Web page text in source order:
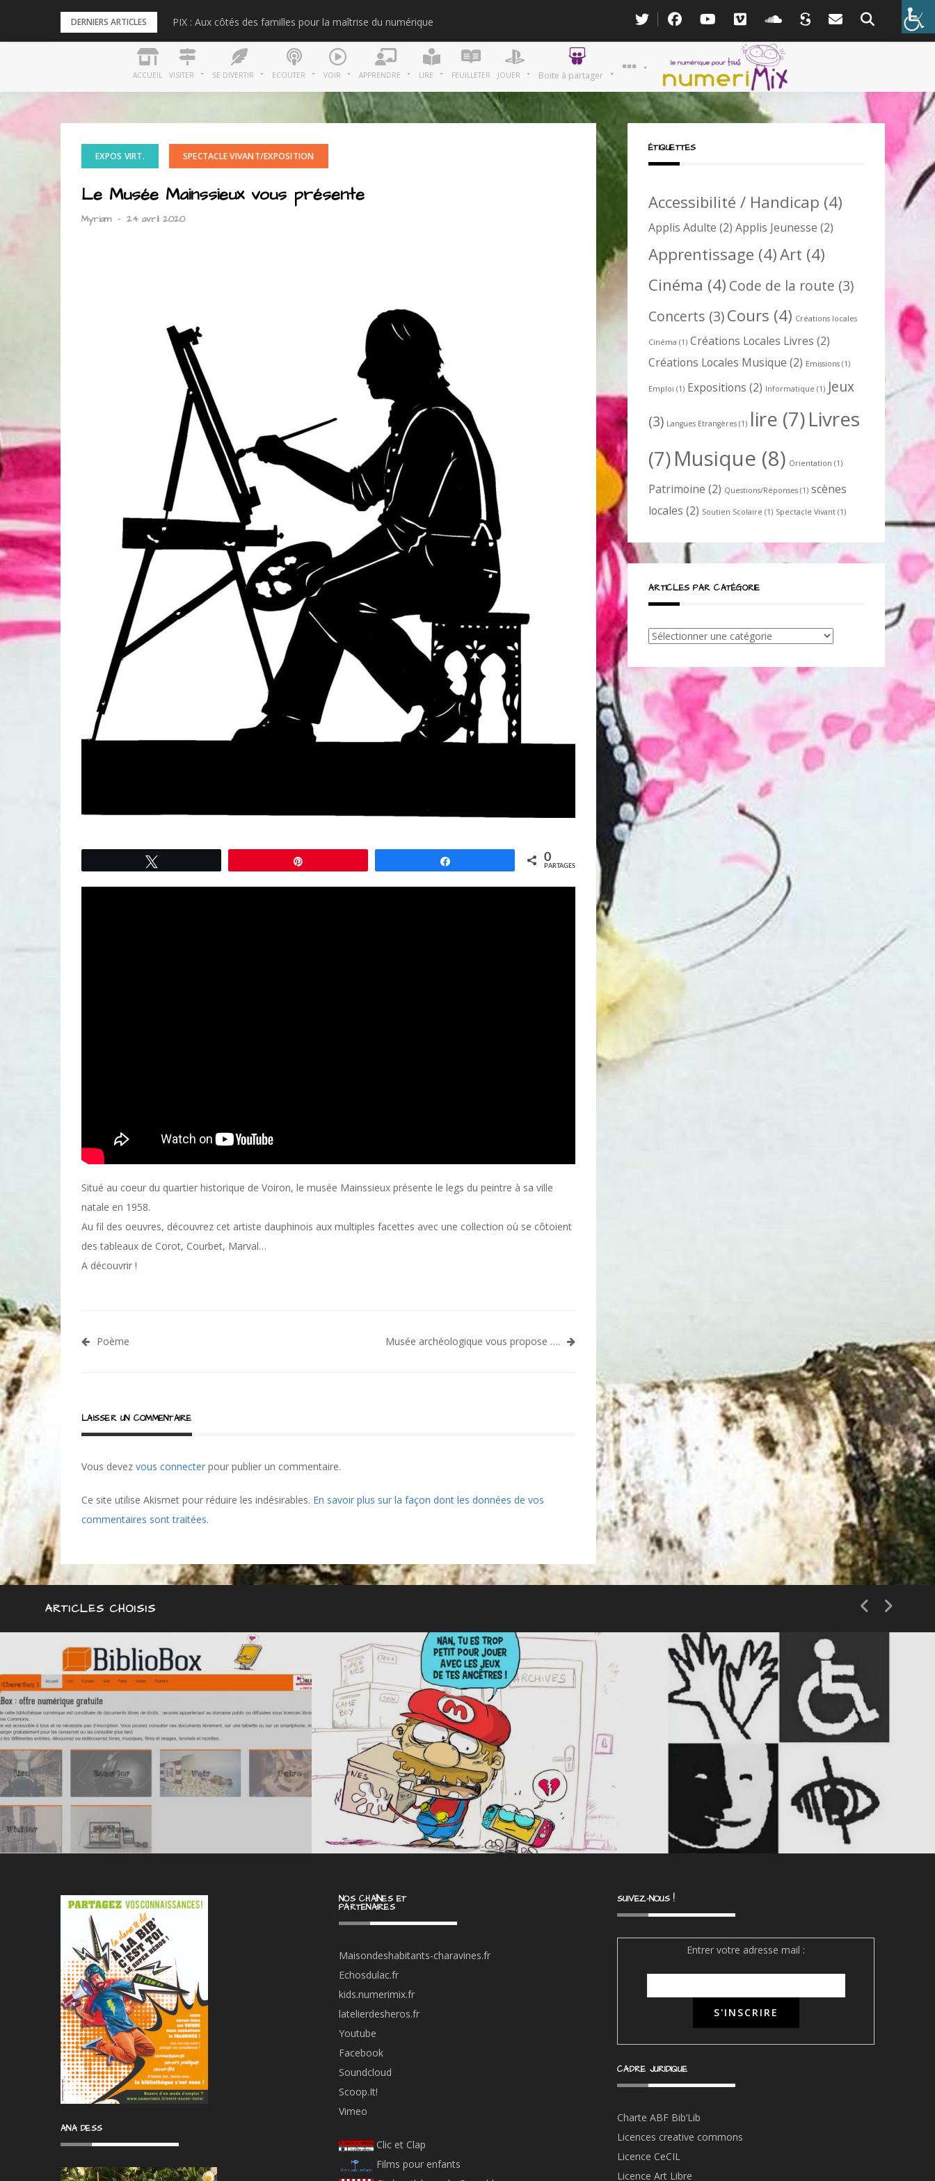
DERNIERS ARTICLES PIX : Aux côtés des familles pour la maîtrise du numérique
ACCUEIL VISITER SE DIVERTIR ECOUTER VOIR APPRENDRE LIRE FEUILLETER JOUER Boite à partager
EXPOS VIRT. SPECTACLE VIVANT/EXPOSITION
Le Musée Mainssieux vous présente
Myriam - 24 avril 2020
0
PARTAGES
Situé au coeur du quartier historique de Voiron, le musée Mainssieux présente le legs du peintre à sa ville
natale en 1958.
Au fil des oeuvres, découvrez cet artiste dauphinois aux multiples facettes avec une collection où se côtoient
des tableaux de Corot, Courbet, Marval…
A découvrir !
Navigation
Poème Musée archéologique vous propose ….
LAISSER UN COMMENTAIRE
Vous devez vous connecter pour publier un commentaire.
Ce site utilise Akismet pour réduire les indésirables. En savoir plus sur la façon dont les données de vos
commentaires sont traitées.
ÉTIQUETTES
Accessibilité / Handicap (4)
Applis Adulte (2) Applis Jeunesse (2)
Apprentissage (4)Art (4)
Cinéma (4) Code de la route (3)
Concerts (3)Cours (4) Créations locales
Cinéma (1) Créations Locales Livres (2)
Créations Locales Musique (2) Emissions (1)
Emploi (1) Expositions (2) Informatique (1) Jeux
(3) Langues Etrangères (1) lire (7)Livres
(7)Musique (8) Orientation (1)
Patrimoine (2) Questions/Réponses (1) scènes
locales (2) Soutien Scolaire (1) Spectacle Vivant (1)
ARTICLES PAR CATÉGORIE
Articles
catégorie
ARTICLES CHOISIS
ANA DESS
NOS CHAÎNES ET
PARTENAIRES
Maisondeshabitants-charavines.fr
Echosdulac.fr
kids.numerimix.fr
latelierdesheros.fr
Youtube
Facebook
Soundcloud
Scoop.It!
Vimeo
Clic et Clap
Films pour enfants
SUIVEZ-NOUS !
Entrer votre adresse mail :
CADRE JURIDIQUE
Charte ABF Bib’Lib
Licences creative commons
Licence CeCIL
Licence Art Libre